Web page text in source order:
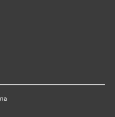
kartě
nové kartě
na nové kartě